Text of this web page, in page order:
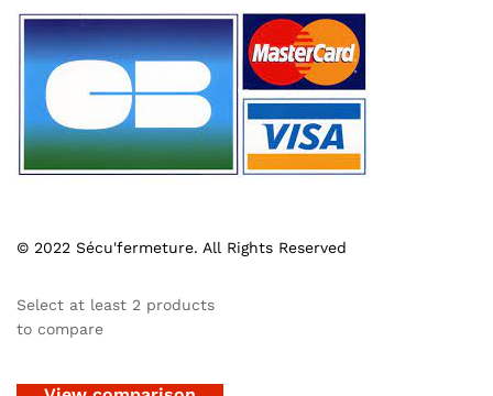
© 2022 Sécu'fermeture. All Rights Reserved
Select at least 2 products
to compare